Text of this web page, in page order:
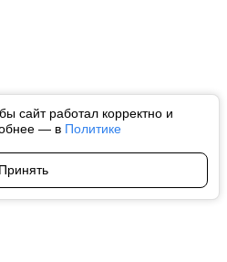
сайт работал корректно и
— в Политике
Принять